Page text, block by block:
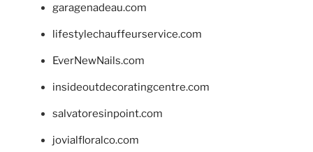
garagenadeau.com
lifestylechauffeurservice.com
EverNewNails.com
insideoutdecoratingcentre.com
salvatoresinpoint.com
jovialfloralco.com